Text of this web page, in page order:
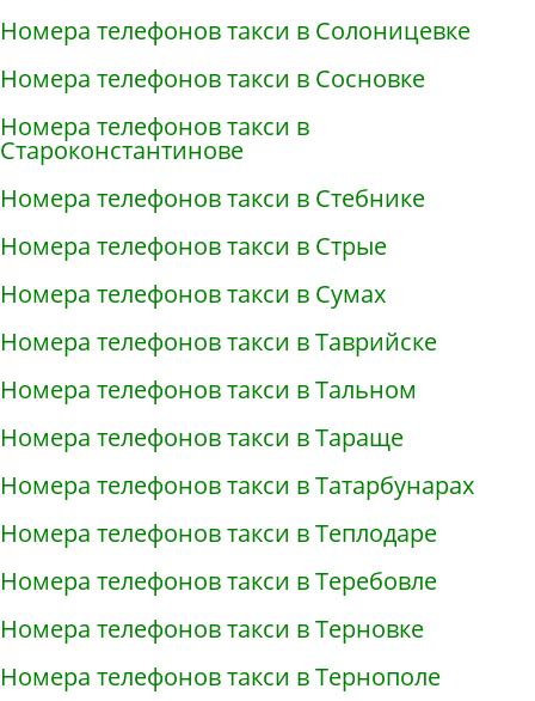
Номера телефонов такси в Солоницевке
Номера телефонов такси в Сосновке
Номера телефонов такси в
Староконстантинове
Номера телефонов такси в Стебнике
Номера телефонов такси в Стрые
Номера телефонов такси в Сумах
Номера телефонов такси в Таврийске
Номера телефонов такси в Тальном
Номера телефонов такси в Тараще
Номера телефонов такси в Татарбунарах
Номера телефонов такси в Теплодаре
Номера телефонов такси в Теребовле
Номера телефонов такси в Терновке
Номера телефонов такси в Тернополе